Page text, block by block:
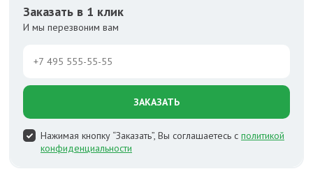
Заказать в 1 клик
И мы перезвоним вам
ЗАКАЗАТЬ
Нажимая кнопку “Заказать”, Вы соглашаетесь с политикой
конфиденциальности